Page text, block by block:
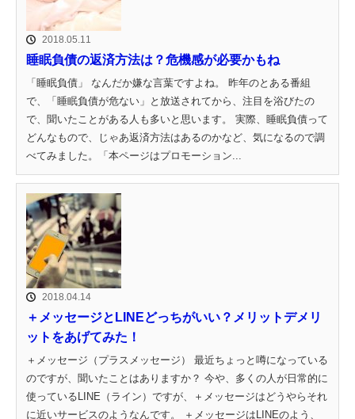
2018.05.11
睡眠負債の返済方法は？危機感が必要かもね
「睡眠負債」 なんだか嫌な言葉ですよね。 昨年のとある番組
で、「睡眠負債が危ない」と放送されてから、注目を浴びたの
で、聞いたことがある人も多いと思います。 実際、睡眠負債って
どんなもので、じゃあ返済方法はあるのかなど、気になるので調
べてみました。「本ページはプロモーション...
2018.04.14
＋メッセージとLINEどっちがいい？メリットデメリ
ットをあげてみた！
＋メッセージ（プラスメッセージ） 最近ちょっと噂になっている
のですが、聞いたことはありますか？ 今や、多くの人が日常的に
使っているLINE（ライン）ですが、＋メッセージはどうやらそれ
に近いサービスのようなんです。 ＋メッセージはLINEのよう、